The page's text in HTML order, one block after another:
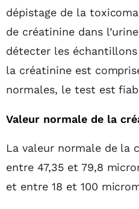
dépistage de la
de créatinine dans
détecter les
la créatinine est
normales, le test est
Valeur normale de la
La valeur normale de la
entre 47,35 et 79,8
et entre 18 et 100